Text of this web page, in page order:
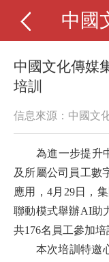
中國
中國文化傳媒
培訓
信息來源：中國文
為進一步提升
及所屬公司員工數
應用，4月29日，
聯動模式舉辦AI助
共176名員工參加培
本次培訓特邀